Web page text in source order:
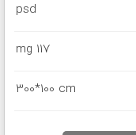
psd
117 mg
300*100 cm